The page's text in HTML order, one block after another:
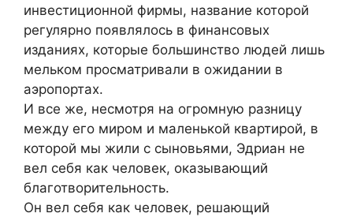
инвестиционной фирмы, название которой
регулярно появлялось в финансовых
изданиях, которые большинство людей лишь
мельком просматривали в ожидании в
аэропортах.
И все же, несмотря на огромную разницу
между его миром и маленькой квартирой, в
которой мы жили с сыновьями, Эдриан не
вел себя как человек, оказывающий
благотворительность.
Он вел себя как человек, решающий